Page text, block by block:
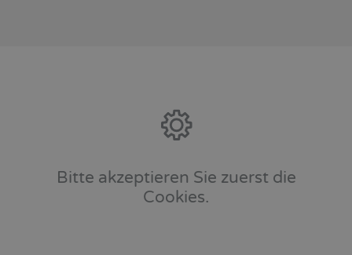
Bitte akzeptieren Sie zuerst die
Cookies.